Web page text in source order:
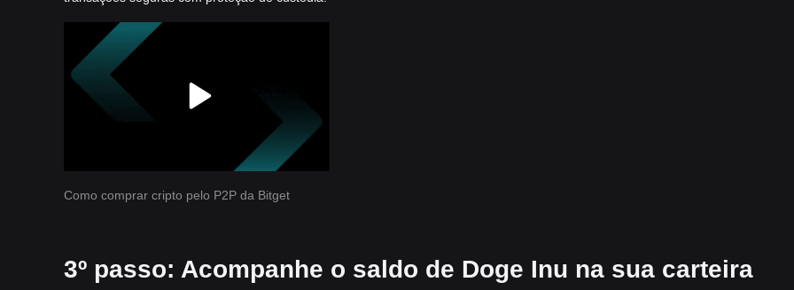
Como comprar cripto pelo P2P da Bitget
3º passo: Acompanhe o saldo de Doge Inu na sua carteira